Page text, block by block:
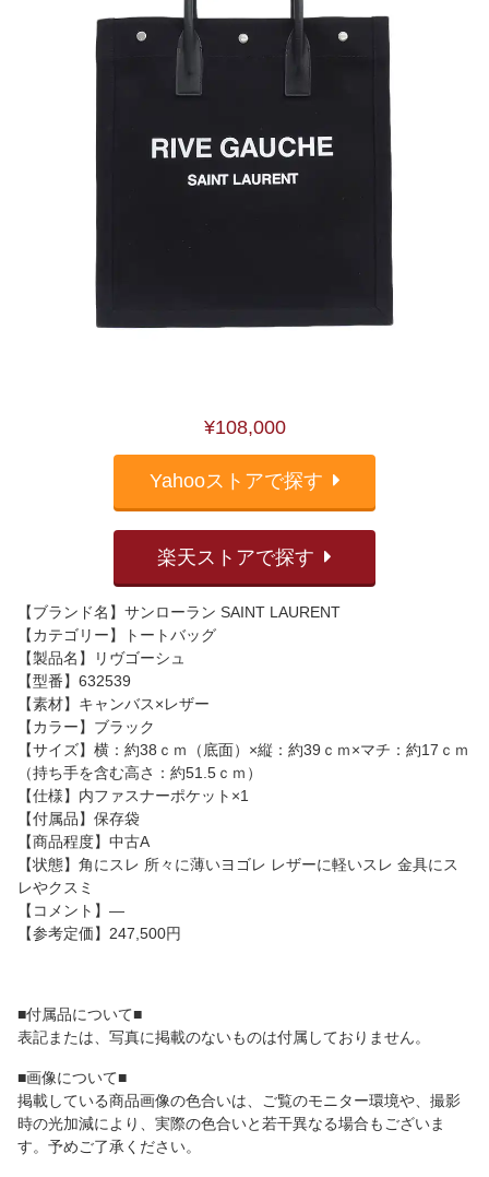
¥108,000
Yahooストアで探す
楽天ストアで探す
【ブランド名】サンローラン SAINT LAURENT
【カテゴリー】トートバッグ
【製品名】リヴゴーシュ
【型番】632539
【素材】キャンバス×レザー
【カラー】ブラック
【サイズ】横：約38ｃｍ（底面）×縦：約39ｃｍ×マチ：約17ｃｍ
（持ち手を含む高さ：約51.5ｃｍ）
【仕様】内ファスナーポケット×1
【付属品】保存袋
【商品程度】中古A
【状態】角にスレ 所々に薄いヨゴレ レザーに軽いスレ 金具にス
レやクスミ
【コメント】―
【参考定価】247,500円
■付属品について■
表記または、写真に掲載のないものは付属しておりません。
■画像について■
掲載している商品画像の色合いは、ご覧のモニター環境や、撮影
時の光加減により、実際の色合いと若干異なる場合もございま
す。予めご了承ください。